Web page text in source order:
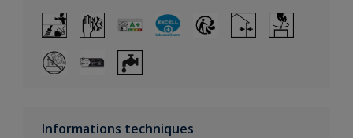
Informations techniques